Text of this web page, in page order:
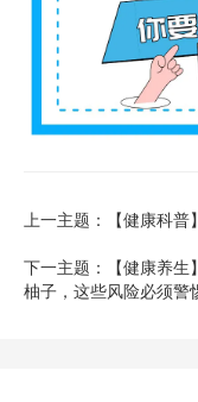
上一主题：【健康科普
下一主题：【健康养生
柚子，这些风险必须警